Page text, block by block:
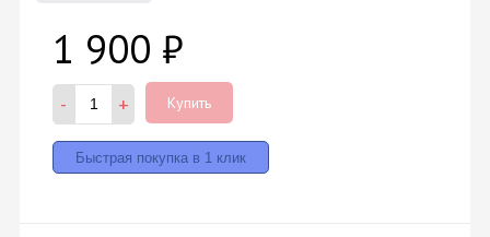
1 900 ₽
- + Купить